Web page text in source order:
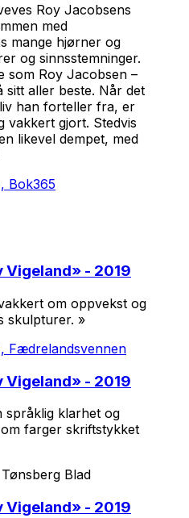
Roy Jacobsens
med
mange hjørner og
og sinnsstemninger.
som Roy Jacobsen –
sitt aller beste. Når det
han forteller fra, er
vakkert gjort. Stedvis
likevel dempet, med
Bok365
Vigeland» - 2019
om oppvekst og
skulpturer. »
Fædrelandsvennen
Vigeland» - 2019
språklig klarhet og
farger skriftstykket
Blad
Vigeland» - 2019